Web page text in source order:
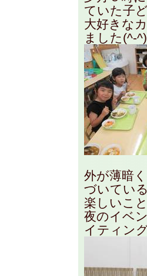
ていた子
大好きな
ました(^-^)
外が薄暗
づいてい
楽しいこ
夜のイベ
イティン